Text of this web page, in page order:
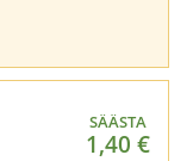
SÄÄSTA
1,40 €